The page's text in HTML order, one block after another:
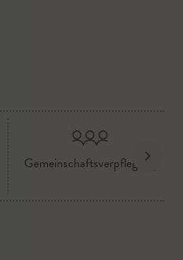
Gemeinschaftsverpflegung